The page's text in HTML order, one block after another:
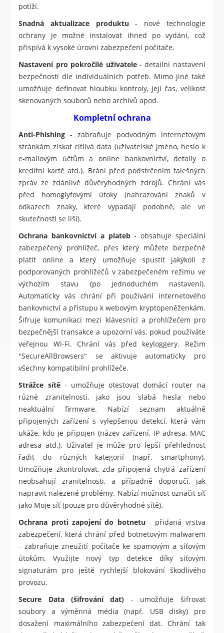
potíží.
Snadná aktualizace produktu - nové technologie
ochrany je možné instalovat ihned po vydání, což
přispívá k vysoké úrovni zabezpečení počítače.
Nastavení pro pokročilé uživatele- detailní nastavení
bezpečnosti dle individuálních potřeb. Mimo jiné také
umožňuje definovat hloubku kontroly, její čas, velikost
skenovaných souborů nebo archivů apod.
Kompletní ochrana
Anti-Phishing - zabraňuje podvodným internetovým
stránkám získat citlivá data (uživatelské jméno, heslo k
e-mailovým účtům a online bankovnictví, detaily o
kreditní kartě atd.). Brání před podstrčením falešných
zpráv ze zdánlivě důvěryhodných zdrojů. Chrání vás
před homoglyfovými útoky (nahrazování znaků v
odkazech znaky, které vypadají podobně, ale ve
skutečnosti se liší).
Ochrana bankovnictví a plateb- obsahuje speciální
zabezpečený prohlížeč, přes který můžete bezpečně
platit online a který umožňuje spustit jakýkoli z
podporovaných prohlížečů v zabezpečeném režimu ve
výchozím stavu (po jednoduchém nastavení).
Automaticky vás chrání při používání internetového
bankovnictví a přístupu k webovým kryptopeněženkám.
Šifruje komunikaci mezi klávesnicí a prohlížečem pro
bezpečnější transakce a upozorní vás, pokud používáte
veřejnou Wi-Fi. Chrání vás před keyloggery. Režim
"SecureAllBrowsers" se aktivuje automaticky pro
všechny kompatibilní prohlížeče.
Strážce sítě- umožňuje otestovat domácí router na
různé zranitelnosti, jako jsou slabá hesla nebo
neaktuální firmware. Nabízí seznam aktuálně
připojených zařízení s vylepšenou detekcí, která vám
ukáže, kdo je připojen (název zařízení, IP adresa, MAC
adresa atd.). Uživatel je může pro lepší přehlednost
řadit do různých kategorií (např. smartphony).
Umožňuje zkontrolovat, zda připojená chytrá zařízení
neobsahují zranitelnosti, a případně doporučí, jak
napravit nalezené problémy. Nabízí možnost označit síť
jako Moje síť (pouze pro důvěryhodné sítě).
Ochrana proti zapojení do botnetu - přidaná vrstva
zabezpečení, která chrání před botnetovým malwarem
- zabraňuje zneužití počítače ke spamovým a síťovým
útokům. Využijte nový typ detekce díky síťovým
signaturám pro ještě rychlejší blokování škodlivého
provozu.
Secure Data (šifrování dat) - umožňuje šifrovat
soubory a výměnná média (např. USB disky) pro
dosažení maximálního zabezpečení dat. Chrání tak